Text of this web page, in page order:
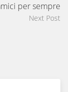
per sempre
Next Post